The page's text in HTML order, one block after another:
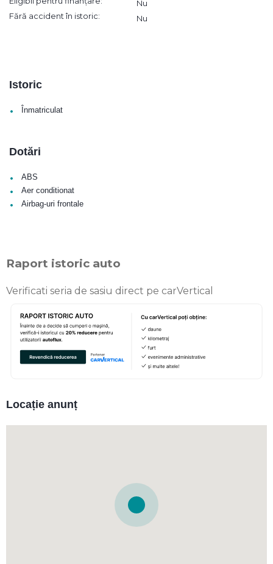
Nu
Fără accident în istoric:
Nu
Istoric
• Înmatriculat
Dotări
• ABS
• Aer conditionat
• Airbag-uri frontale
Raport istoric auto
Verificati seria de sasiu direct pe carVertical
Locație anunț